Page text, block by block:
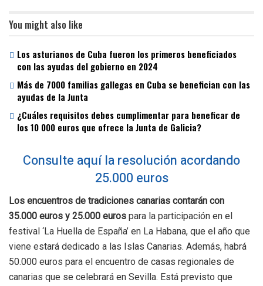
You might also like
Los asturianos de Cuba fueron los primeros beneficiados
con las ayudas del gobierno en 2024
Más de 7000 familias gallegas en Cuba se benefician con las
ayudas de la Junta
¿Cuáles requisitos debes cumplimentar para beneficar de
los 10 000 euros que ofrece la Junta de Galicia?
Consulte aquí la resolución acordando
25.000 euros
Los encuentros de tradiciones canarias contarán con
35.000 euros y 25.000 euros para la participación en el
festival ‘La Huella de España’ en La Habana, que el año que
viene estará dedicado a las Islas Canarias. Además, habrá
50.000 euros para el encuentro de casas regionales de
canarias que se celebrará en Sevilla. Está previsto que